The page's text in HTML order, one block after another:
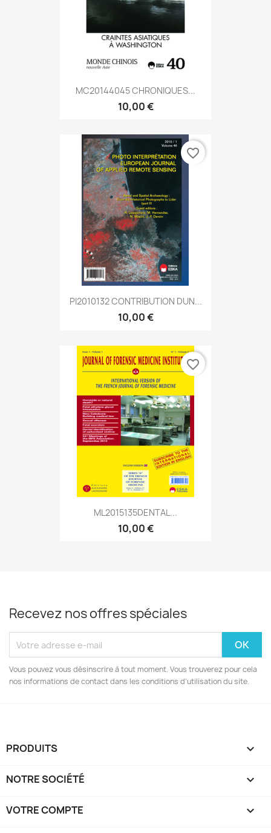
MC20144045 CHRONIQUES...
10,00 €
PI2010132 CONTRIBUTION DUN...
10,00 €
favorite_border
ML2015135DENTAL...
10,00 €
favorite_border
Recevez nos offres spéciales
Vous pouvez vous désinscrire à tout moment. Vous trouverez pour cela
nos informations de contact dans les conditions d'utilisation du site.
PRODUITS 
NOTRE SOCIÉTÉ 
VOTRE COMPTE 